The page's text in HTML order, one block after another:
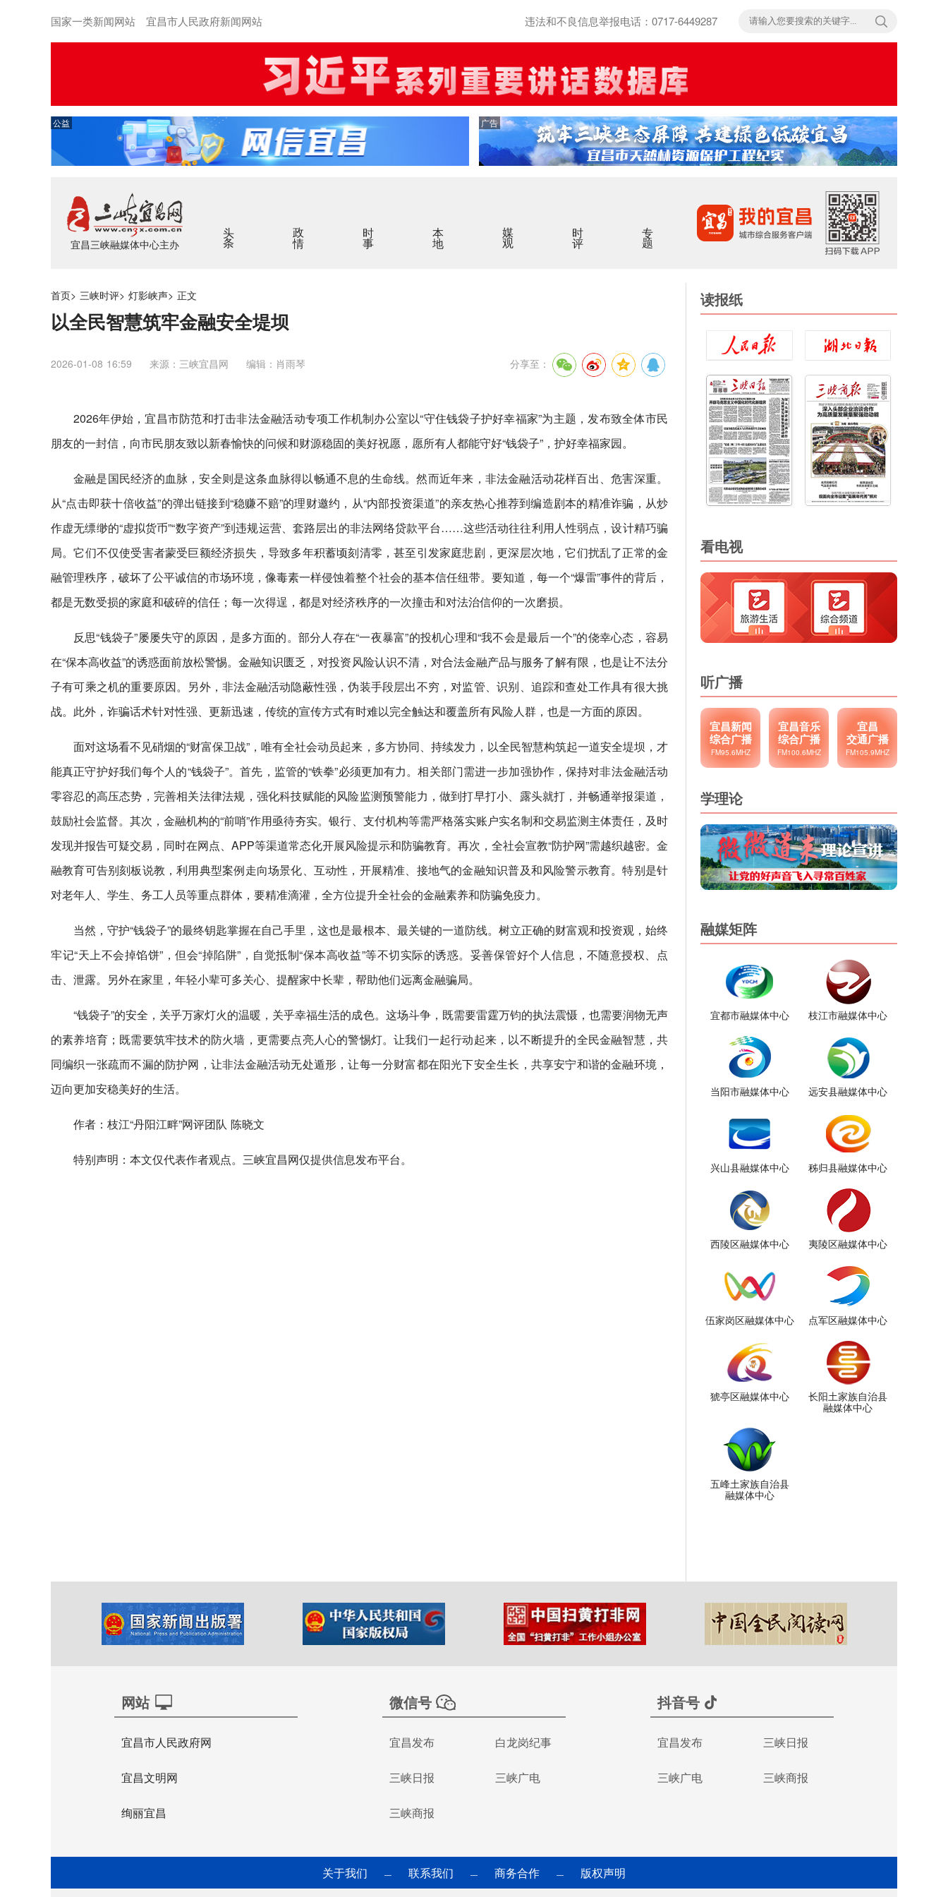
国家一类新闻网站 宜昌市人民政府新闻网站 违法和不良信息举报电话：0717-6449287
公益 广告
宜昌三峡融媒体中心主办
头条 政情 时事 本地 媒观 时评 专题
首页> 三峡时评> 灯影峡声> 正文
以全民智慧筑牢金融安全堤坝
2026-01-08 16:59 来源：三峡宜昌网 编辑：肖雨琴 分享至：
2026年伊始，宜昌市防范和打击非法金融活动专项工作机制办公室以“守住钱袋子护好幸福家”为主题，发布致全体市民
朋友的一封信，向市民朋友致以新春愉快的问候和财源稳固的美好祝愿，愿所有人都能守好“钱袋子”，护好幸福家园。
金融是国民经济的血脉，安全则是这条血脉得以畅通不息的生命线。然而近年来，非法金融活动花样百出、危害深重。
从“点击即获十倍收益”的弹出链接到“稳赚不赔”的理财邀约，从“内部投资渠道”的亲友热心推荐到编造剧本的精准诈骗，从炒
作虚无缥缈的“虚拟货币”“数字资产”到违规运营、套路层出的非法网络贷款平台……这些活动往往利用人性弱点，设计精巧骗
局。它们不仅使受害者蒙受巨额经济损失，导致多年积蓄顷刻清零，甚至引发家庭悲剧，更深层次地，它们扰乱了正常的金
融管理秩序，破坏了公平诚信的市场环境，像毒素一样侵蚀着整个社会的基本信任纽带。要知道，每一个“爆雷”事件的背后，
都是无数受损的家庭和破碎的信任；每一次得逞，都是对经济秩序的一次撞击和对法治信仰的一次磨损。
反思“钱袋子”屡屡失守的原因，是多方面的。部分人存在“一夜暴富”的投机心理和“我不会是最后一个”的侥幸心态，容易
在“保本高收益”的诱惑面前放松警惕。金融知识匮乏，对投资风险认识不清，对合法金融产品与服务了解有限，也是让不法分
子有可乘之机的重要原因。另外，非法金融活动隐蔽性强，伪装手段层出不穷，对监管、识别、追踪和查处工作具有很大挑
战。此外，诈骗话术针对性强、更新迅速，传统的宣传方式有时难以完全触达和覆盖所有风险人群，也是一方面的原因。
面对这场看不见硝烟的“财富保卫战”，唯有全社会动员起来，多方协同、持续发力，以全民智慧构筑起一道安全堤坝，才
能真正守护好我们每个人的“钱袋子”。首先，监管的“铁拳”必须更加有力。相关部门需进一步加强协作，保持对非法金融活动
零容忍的高压态势，完善相关法律法规，强化科技赋能的风险监测预警能力，做到打早打小、露头就打，并畅通举报渠道，
鼓励社会监督。其次，金融机构的“前哨”作用亟待夯实。银行、支付机构等需严格落实账户实名制和交易监测主体责任，及时
发现并报告可疑交易，同时在网点、APP等渠道常态化开展风险提示和防骗教育。再次，全社会宣教“防护网”需越织越密。金
融教育可告别刻板说教，利用典型案例走向场景化、互动性，开展精准、接地气的金融知识普及和风险警示教育。特别是针
对老年人、学生、务工人员等重点群体，要精准滴灌，全方位提升全社会的金融素养和防骗免疫力。
当然，守护“钱袋子”的最终钥匙掌握在自己手里，这也是最根本、最关键的一道防线。树立正确的财富观和投资观，始终
牢记“天上不会掉馅饼”，但会“掉陷阱”，自觉抵制“保本高收益”等不切实际的诱惑。妥善保管好个人信息，不随意授权、点
击、泄露。另外在家里，年轻小辈可多关心、提醒家中长辈，帮助他们远离金融骗局。
“钱袋子”的安全，关乎万家灯火的温暖，关乎幸福生活的成色。这场斗争，既需要雷霆万钧的执法震慑，也需要润物无声
的素养培育；既需要筑牢技术的防火墙，更需要点亮人心的警惕灯。让我们一起行动起来，以不断提升的全民金融智慧，共
同编织一张疏而不漏的防护网，让非法金融活动无处遁形，让每一分财富都在阳光下安全生长，共享安宁和谐的金融环境，
迈向更加安稳美好的生活。
作者：枝江“丹阳江畔”网评团队 陈晓文
特别声明：本文仅代表作者观点。三峡宜昌网仅提供信息发布平台。
读报纸
看电视
听广播
宜昌新闻
综合广播
FM95.6MHZ
宜昌音乐
综合广播
FM100.6MHZ
宜昌
交通广播
FM105.9MHZ
学理论
融媒矩阵
宜都市融媒体中心 枝江市融媒体中心
当阳市融媒体中心 远安县融媒体中心
兴山县融媒体中心 秭归县融媒体中心
西陵区融媒体中心 夷陵区融媒体中心
伍家岗区融媒体中心 点军区融媒体中心
猇亭区融媒体中心
长阳土家族自治县
融媒体中心
五峰土家族自治县
融媒体中心
网站
宜昌市人民政府网
宜昌文明网
绚丽宜昌
微信号
宜昌发布 白龙岗纪事
三峡日报 三峡广电
三峡商报
抖音号
宜昌发布 三峡日报
三峡广电 三峡商报
关于我们 — 联系我们 — 商务合作 — 版权声明